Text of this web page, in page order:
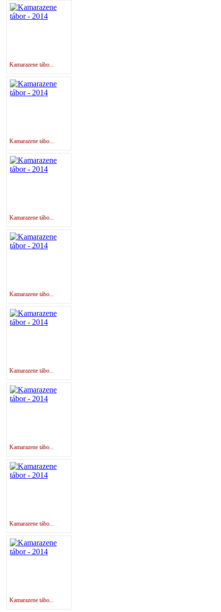
Kamarazene tábo...
Kamarazene tábo...
Kamarazene tábo...
Kamarazene tábo...
Kamarazene tábo...
Kamarazene tábo...
Kamarazene tábo...
Kamarazene tábo...